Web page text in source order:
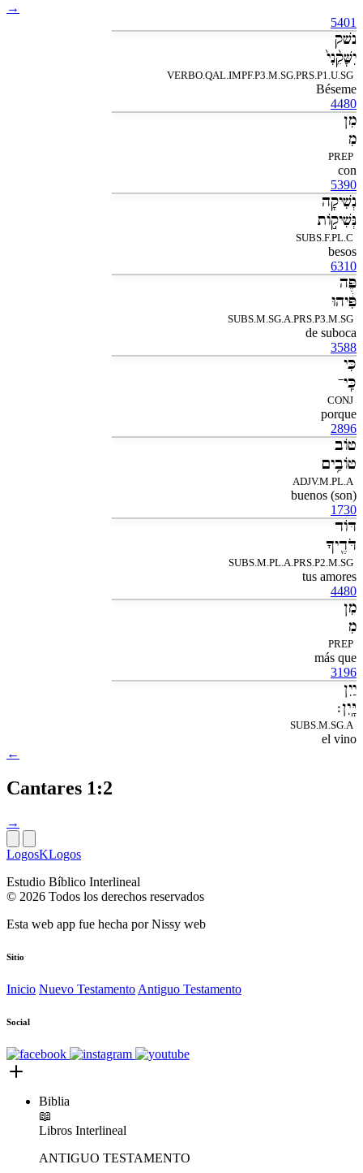
→
5401
נשׁק
יִשָּׁקֵ֨נִי֙
VERBO.QAL.IMPF.P3.M.SG.PRS.P1.U.SG
Béseme
4480
מִן
מִ
PREP
con
5390
נְשִׁיקָה
נְּשִׁיקֹ֣ות
SUBS.F.PL.C
besos
6310
פֶּה
פִּ֔יהוּ
SUBS.M.SG.A.PRS.P3.M.SG
de suboca
3588
כִּי
כִּֽי־
CONJ
porque
2896
טֹוב
טֹובִ֥ים
ADJV.M.PL.A
buenos (son)
1730
דֹּוד
דֹּדֶ֖יךָ
SUBS.M.PL.A.PRS.P2.M.SG
tus amores
4480
מִן
מִ
PREP
más que
3196
יַיִן
יָּֽיִן׃
SUBS.M.SG.A
el vino
←
Cantares 1:2
→
LogosKLogos
Estudio Bíblico Interlineal
© 2026 Todos los derechos reservados
Esta web app fue hecha porNissy web
Sitio
Inicio Nuevo Testamento Antiguo Testamento
Social
Biblia
📖
Libros Interlineal
ANTIGUO TESTAMENTO